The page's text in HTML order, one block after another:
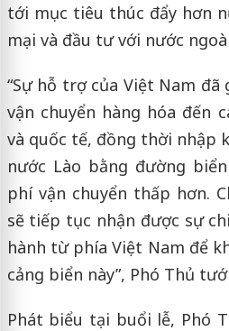
tới mục tiêu thúc đẩy hơn
mại và đầu tư với nước
“Sự hỗ trợ của Việt Nam đã
vận chuyển hàng hóa đến
và quốc tế, đồng thời nhập
nước Lào bằng đường
phí vận chuyển thấp hơn.
sẽ tiếp tục nhận được sự
hành từ phía Việt Nam để
cảng biển này”, Phó Thủ
Phát biểu tại buổi lễ, Phó